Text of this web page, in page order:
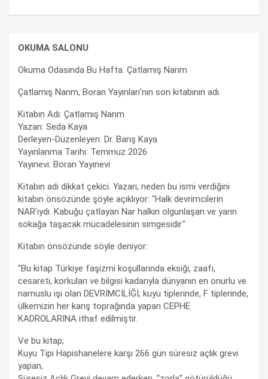
OKUMA SALONU
Okuma Odasında Bu Hafta: Çatlamış Narım
Çatlamış Narım, Boran Yayınları'nın son kitabının adı.
Kitabın Adı: Çatlamış Narım
Yazan: Seda Kaya
Derleyen-Düzenleyen: Dr. Barış Kaya
Yayınlanma Tarihi: Temmuz 2026
Yayınevi: Boran Yayınevi
Kitabın adı dikkat çekici. Yazarı, neden bu ismi verdiğini
kitabın önsözünde şöyle açıklıyor: "Halk devrimcilerin
NAR’ıydı. Kabuğu çatlayan Nar halkın olgunlaşan ve yarın
sokağa taşacak mücadelesinin simgesidir."
Kitabın önsözünde söyle deniyor:
"Bu kitap Türkiye faşizmi koşullarında eksiği, zaafı,
cesareti, korkuları ve bilgisi kadarıyla dünyanın en onurlu ve
namuslu işi olan DEVRİMCİLİĞİ; kuyu tiplerinde, F tiplerinde,
ülkemizin her karış toprağında yapan CEPHE
KADROLARINA ithaf edilmiştir.
Ve bu kitap;
Kuyu Tipi Hapishanelere karşı 266 gün süresiz açlık grevi
yapan,